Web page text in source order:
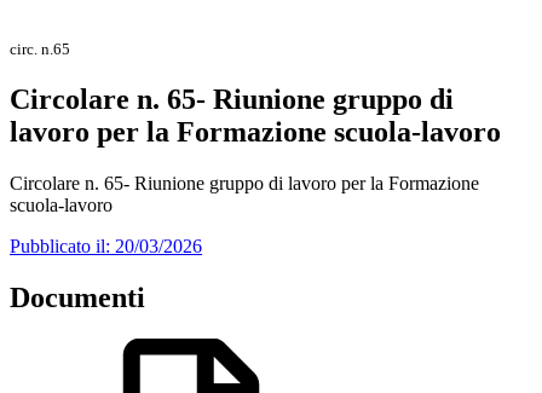
circ. n.65
Circolare n. 65- Riunione gruppo di
lavoro per la Formazione scuola-lavoro
Circolare n. 65- Riunione gruppo di lavoro per la Formazione
scuola-lavoro
Pubblicato il: 20/03/2026
Documenti